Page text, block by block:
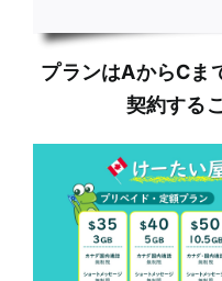
プランはAからCま
契約する